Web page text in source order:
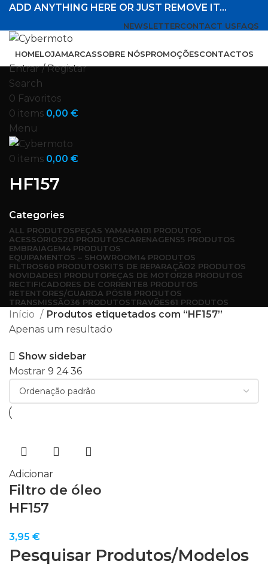
ADD ANYTHING HERE OR JUST REMOVE IT…
NEWSLETTERCONTACT USFAQS
HOMELOJAMARCASSOBRE NÓSPROMOÇÕESCONTACTOS
Entrar / Registar
Search
0 Favoritos
0 items 0,00 €
Menu
0 items 0,00 €
HF157
Categories
ALL PRODUTOSPEÇAS YAMAHA101 PRODUTOS
ACESSÓRIOS20 PRODUTOSCARENAGENS5 PRODUTOS
EMBRAIAGEM4 PRODUTOS
EQUIPAMENTOS – SHOWROOM14 PRODUTOS
FILTROS60 PRODUTOSKITS DE REPARAÇÃO2 PRODUTOS
NOVIDADES1 PRODUTOPEÇAS DE MOTOR28 PRODUTOS
RECTIFICADORES DE CORRENTE8 PRODUTOS
RETENTORES/GUARDA PÓS18 PRODUTOS
TRANSMISSÃO36 PRODUTOSTRAVÕES61 PRODUTOS
Pesquisar Produtos/modelos
Início
Produtos etiquetados com “HF157”
Apenas um resultado
Show sidebar
Mostrar 9 2436
Adicionar
Filtro de óleo
HF157
3,95 €